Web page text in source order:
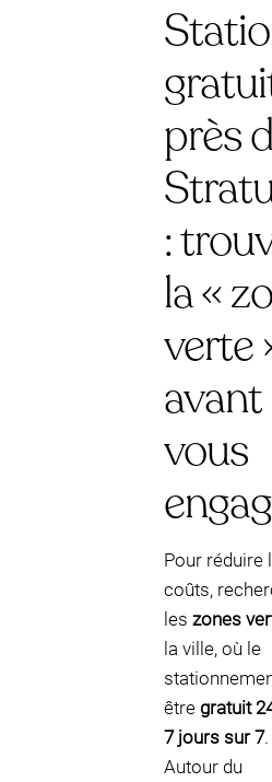
près
:
la «
verte
vous
Pour réduire
coûts,
les zones
la ville, où le
être gratuit
7 jours sur 7.
Autour du